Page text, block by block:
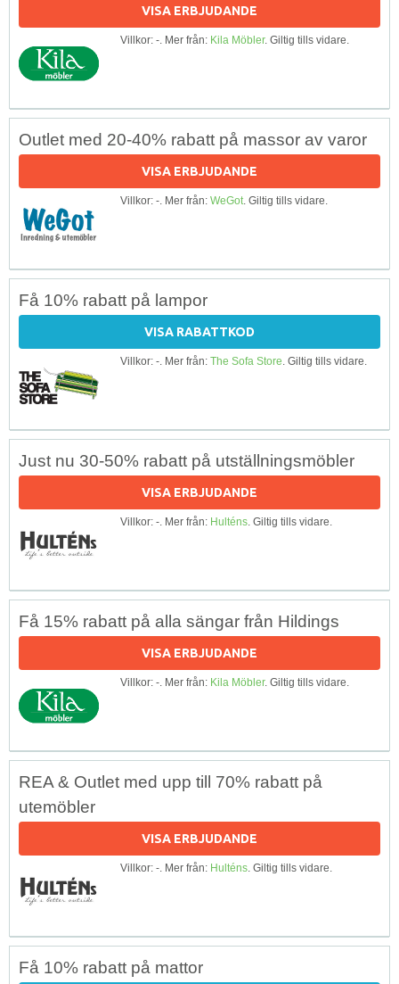
VISA ERBJUDANDE
Villkor: -. Mer från: Kila Möbler. Giltig tills vidare.
Outlet med 20-40% rabatt på massor av varor
VISA ERBJUDANDE
Villkor: -. Mer från: WeGot. Giltig tills vidare.
Få 10% rabatt på lampor
VISA RABATTKOD
Villkor: -. Mer från: The Sofa Store. Giltig tills vidare.
Just nu 30-50% rabatt på utställningsmöbler
VISA ERBJUDANDE
Villkor: -. Mer från: Hulténs. Giltig tills vidare.
Få 15% rabatt på alla sängar från Hildings
VISA ERBJUDANDE
Villkor: -. Mer från: Kila Möbler. Giltig tills vidare.
REA & Outlet med upp till 70% rabatt på
utemöbler
VISA ERBJUDANDE
Villkor: -. Mer från: Hulténs. Giltig tills vidare.
Få 10% rabatt på mattor